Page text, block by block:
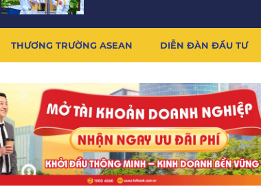
THƯƠNG TRƯỜNG ASEAN DIỄN ĐÀN ĐẦU TƯ